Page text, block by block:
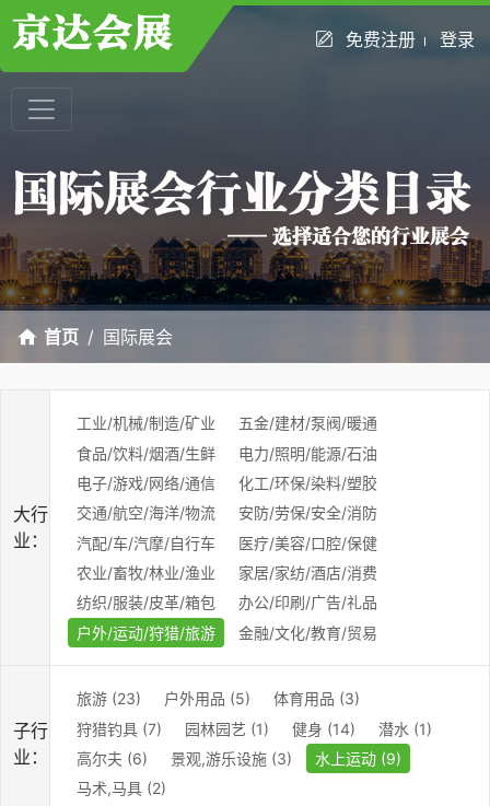
免费注册 登录
首页 国际展会
大行
业：
工业/机械/制造/矿业
五金/建材/泵阀/暖通
食品/饮料/烟酒/生鲜
电力/照明/能源/石油
电子/游戏/网络/通信
化工/环保/染料/塑胶
交通/航空/海洋/物流
安防/劳保/安全/消防
汽配/车/汽摩/自行车
医疗/美容/口腔/保健
农业/畜牧/林业/渔业
家居/家纺/酒店/消费
纺织/服装/皮革/箱包
办公/印刷/广告/礼品
户外/运动/狩猎/旅游
金融/文化/教育/贸易
子行
业：
旅游 (23) 户外用品 (5)
体育用品 (3)
狩猎钓具 (7)
园林园艺 (1) 健身 (14)
潜水 (1)
高尔夫 (6)
景观,游乐设施 (3)
水上运动 (9)
马术,马具 (2)